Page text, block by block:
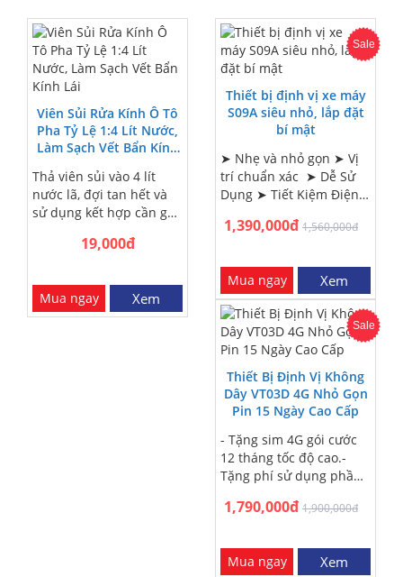
Viên Sủi Rửa Kính Ô Tô
Pha Tỷ Lệ 1:4 Lít Nước,
Làm Sạch Vết Bẩn Kính
Thả viên sủi vào 4 lít
nước lã, đợi tan hết và
sử dụng kết hợp cần gạt
kính lái ô tô, đảm bảo an
19,000đ
Mua ngay Xem
Sale
Thiết bị định vị xe máy
S09A siêu nhỏ, lắp đặt
bí mật
➤ Nhẹ và nhỏ gọn ➤ Vị
trí chuẩn xác ➤ Dễ Sử
Dụng ➤ Tiết Kiệm Điện
nguồn ➤ Giám sát âm
Chống trộm hiệu quả:
1,390,000đ 1,560,000đ
Mua ngay Xem
Sale
Thiết Bị Định Vị Không
Dây VT03D 4G Nhỏ Gọn
Pin 15 Ngày Cao Cấp
- Tặng sim 4G gói cước
12 tháng tốc độ cao.-
Tặng phí sử dụng phần
trình xe 12 tháng- Tặng
trị giá 200.000đ.- Miễn
phí lắp đặt tại nội thành
1,790,000đ 1,900,000đ
Mua ngay Xem